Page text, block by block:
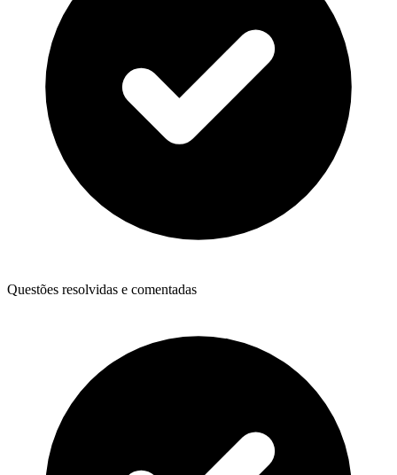
Questões resolvidas e comentadas